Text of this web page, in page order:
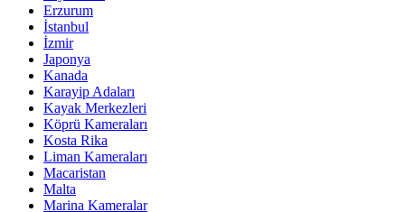
Erzurum
İstanbul
İzmir
Japonya
Kanada
Karayip Adaları
Kayak Merkezleri
Köprü Kameraları
Kosta Rika
Liman Kameraları
Macaristan
Malta
Marina Kameralar